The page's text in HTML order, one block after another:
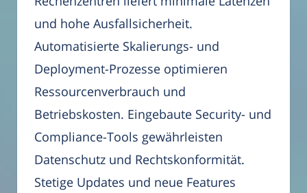
und hohe Ausfallsicherheit.
Automatisierte Skalierungs- und
Deployment-Prozesse optimieren
Ressourcenverbrauch und
Betriebskosten. Eingebaute Security- und
Compliance-Tools gewährleisten
Datenschutz und Rechtskonformität.
Stetige Updates und neue Features